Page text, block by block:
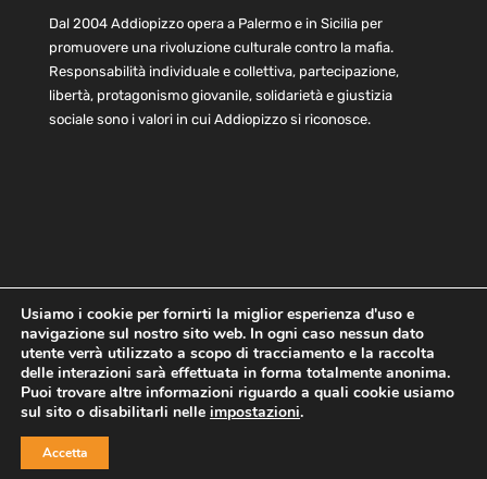
Dal 2004 Addiopizzo opera a Palermo e in Sicilia per
promuovere una rivoluzione culturale contro la mafia.
Responsabilità individuale e collettiva, partecipazione,
libertà, protagonismo giovanile, solidarietà e giustizia
sociale sono i valori in cui Addiopizzo si riconosce.
Home Statuto e bilancio
Contatti
Privacy
Cookie Child Protection Policy
Copyright © 2021 AddioPizzo | Tutti i diritti riservati | Sede
Usiamo i cookie per fornirti la miglior esperienza d'uso e
navigazione sul nostro sito web. In ogni caso nessun dato
utente verrà utilizzato a scopo di tracciamento e la raccolta
delle interazioni sarà effettuata in forma totalmente anonima.
Puoi trovare altre informazioni riguardo a quali cookie usiamo
sul sito o disabilitarli nelle impostazioni.
Accetta